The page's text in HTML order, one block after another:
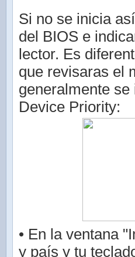
Si no se inicia
del BIOS e
lector. Es
que revisaras el
generalmente
Device Priority:
• En la ventana
y país y tu